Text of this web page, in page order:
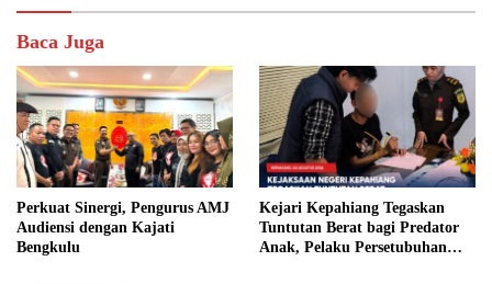
Baca Juga
Perkuat Sinergi, Pengurus AMJ
Audiensi dengan Kajati
Bengkulu
Kejari Kepahiang Tegaskan
Tuntutan Berat bagi Predator
Anak, Pelaku Persetubuhan